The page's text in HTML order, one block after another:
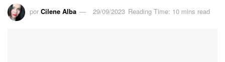
por Cilene Alba 29/09/2023 Reading Time: 10 mins read